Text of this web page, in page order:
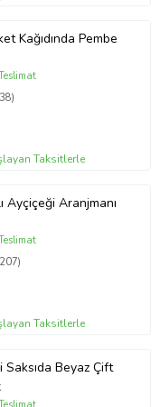
Kağıdında Pembe
Taksitlerle
Ayçiçeği Aranjmanı
Taksitlerle
Beyaz Çift